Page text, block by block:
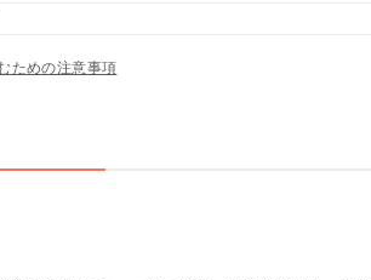
ための注意事項